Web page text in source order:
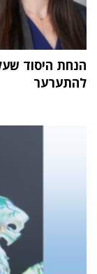
הנחת היסוד
להתערער